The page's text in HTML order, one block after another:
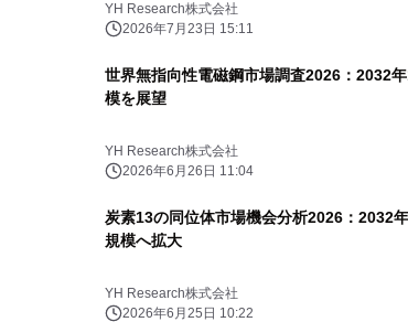
YH Research株式会社
2026年7月23日 15:11
世界無指向性電磁鋼市場調査2026：2032
模を展望
YH Research株式会社
2026年6月26日 11:04
炭素13の同位体市場機会分析2026：2032
規模へ拡大
YH Research株式会社
2026年6月25日 10:22